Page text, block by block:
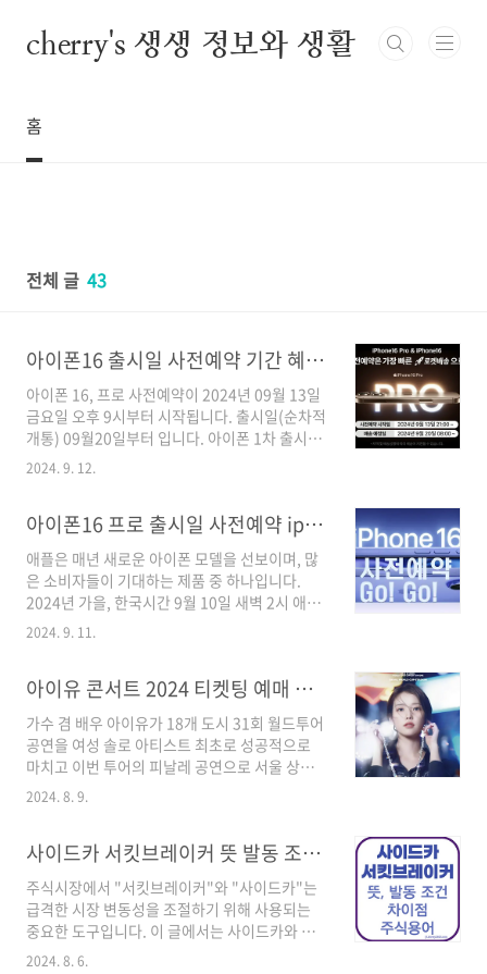
cherry's 생생 정보와 생활
홈
전체 글 43
아이폰16 출시일 사전예약 기간 혜택 방법 쿠팡 SKT KT LG 통신사별 애플 공식홈페이지
아이폰 16, 프로 사전예약이 2024년 09월 13일
금요일 오후 9시부터 시작됩니다. 출시일(순차적
개통) 09월20일부터 입니다. 아이폰 1차 출시국
가에 한국이 드디어 처음 포함되었는데요! 따라
즈 사전예약, 기간, 출시일, 판매처별(쿠팡, 통신
사별 SKT, KT, LG, 애플공식홈페이지) 사전예약
혜택과 방법에 대해 알아보겠습니다. 아이폰16
사전예약, 기간, 출시일아이폰16(iphone16)일
반, 프로라인 출시일이 2024년 9월20일 금요일
입니다. 사전예약은 평균 일주일 전부터이며
약 기간은 9월 13일 21시 ~ 9월 19일 23시 59분
까지입니..
2024. 9. 12.
아이폰16 프로 출시일 사전예약 iphone16 pro 스펙 애플 홈페이지
애플은 매년 새로운 아이폰 모델을 선보이며, 많
은 소비자들이 기대하는 제품 중 하나입니다.
2024년 가을, 한국시간 9월 10일 새벽 2시 애플
은 새로운 아이폰 시리즈를 발표하였습니다. 특
월 20일으로 보입니다. 이 글에서는 아이폰 16,
프로 등 출시일과 사전예약 정보, 스펙 등에 대해
알아보겠습니다. 아이폰16 프로 출시일 & 사전
예약아이폰 16, 프로 출시일은 2024년 9월 20일
금요일이며, 사전예약은 일반적으로 제품 출시
일주일 전부터 시작됩니다. 따라서 아이폰 16 시
23시 59분까지입니다.애플 공식 홈페이지와 주
요 오픈마켓(쿠팡), 통..
2024. 9. 11.
아이유 콘서트 2024 티켓팅 예매 방법 가격 선예매 9월 상암 앵콜 일정 시간
가수 겸 배우 아이유가 18개 도시 31회 월드투어
공연을 여성 솔로 아티스트 최초로 성공적으로
마치고 이번 투어의 피날레 공연으로 서울 상암
에서 2024년 9월 21일(토) ~ 22일(일) 앵콜 공연
간), 일정, 가격 등 자세히 알아보겠습니다. 2024
아이유 콘서트 앵콜_9월 상암2024년 9월 상암
에서 열리는 아이유 앵콜 콘서트 기본정보입니
다. 공연명2024 IU HEREH WORLD TOUR
CONCERT ENCORE : THE WINNING공연 일시
2024. 09. 21. 토(오후 7시) ~ 2024. 09. 22. 일
2024. 8. 9.
사이드카 서킷브레이커 뜻 발동 조건 시간 차이점 코스닥 코스피 주식용어
주식시장에서 "서킷브레이커"와 "사이드카"는
급격한 시장 변동성을 조절하기 위해 사용되는
중요한 도구입니다. 이 글에서는 사이드카와 서
킷브레이커의 뜻, 발동 조건, 차이점에 대해 코스
2024. 8. 6.